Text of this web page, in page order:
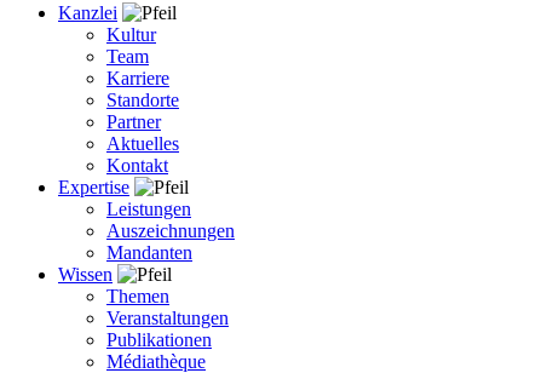
Kanzlei
Kultur
Team
Karriere
Standorte
Partner
Aktuelles
Kontakt
Expertise
Leistungen
Auszeichnungen
Mandanten
Wissen
Themen
Veranstaltungen
Publikationen
Médiathèque